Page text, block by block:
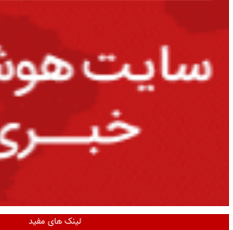
لینک های مفید